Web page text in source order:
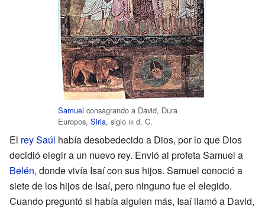
Samuel consagrando a David, Dura
Europos, Siria, siglo iii d. C.
El rey Saúl había desobedecido a Dios, por lo que Dios
decidió elegir a un nuevo rey. Envió al profeta Samuel a
Belén, donde vivía Isaí con sus hijos. Samuel conoció a
siete de los hijos de Isaí, pero ninguno fue el elegido.
Cuando preguntó si había alguien más, Isaí llamó a David,